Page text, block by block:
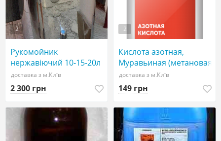
2
Рукомойник
нержавіючий 10-15-20л
доставка з м.Київ
2 300 грн
2
Кислота азотная,
Муравьиная (метановая)
кислота 85%
доставка з м.Київ
149 грн